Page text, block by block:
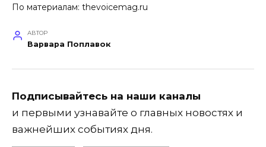
По материалам: thevoicemag.ru
АВТОР
Варвара Поплавок
Подписывайтесь на наши каналы
и первыми узнавайте о главных новостях и
важнейших событиях дня.